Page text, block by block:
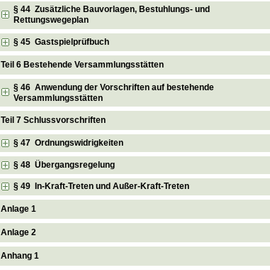
§ 44 Zusätzliche Bauvorlagen, Bestuhlungs- und
Rettungswegeplan
§ 45 Gastspielprüfbuch
Teil 6 Bestehende Versammlungsstätten
§ 46 Anwendung der Vorschriften auf bestehende
Versammlungsstätten
Teil 7 Schlussvorschriften
§ 47 Ordnungswidrigkeiten
§ 48 Übergangsregelung
§ 49 In-Kraft-Treten und Außer-Kraft-Treten
Anlage 1
Anlage 2
Anhang 1